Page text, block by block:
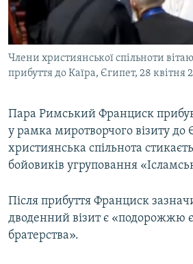
ВІДЕОУРОКИ «ELIFBE»
СВІДЧЕННЯ ОКУПАЦІЇ
УКРАЇНСЬКА ПРОБЛЕМА КРИМУ
Русский
Qırımtatar
Усі сайти RFE/RL
Члени християнської спільноти
прибуття до Каїра, Єгипет, 28 квітня
Пара Римський Франциск прибув
у рамка миротворчого візиту до
християнська спільнота
бойовиків угруповання
Після прибуття Франциск
дводенний візит є «подорожжю
братерства».